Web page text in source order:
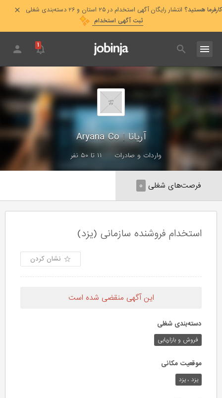
کارفرما هستید؟ انتشار رایگان آگهی استخدام در ۲۵ استان و ۲۶ دسته‌بندی شغلی
ثبت آگهی استخدام
۱
آریانا|
Aryana Co
واردات و صادرات ۱۱ تا ۵۰ نفر
فرصت‌های شغلی ۰
استخدام فروشنده سازمانی (یزد)
نشان کردن
این آگهی منقضی شده است
دسته‌بندی شغلی
فروش و بازاریابی
موقعیت مکانی
یزد ، یزد